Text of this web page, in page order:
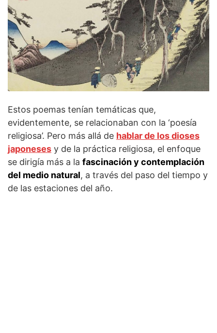
Estos poemas tenían temáticas que,
evidentemente, se relacionaban con la ‘poesía
religiosa’. Pero más allá de hablar de los dioses
japoneses y de la práctica religiosa, el enfoque
se dirigía más a la fascinación y contemplación
del medio natural, a través del paso del tiempo y
de las estaciones del año.